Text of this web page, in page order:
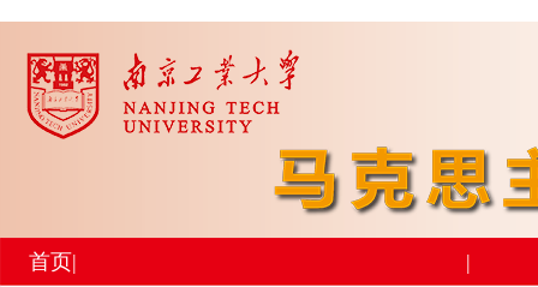
首页|
|